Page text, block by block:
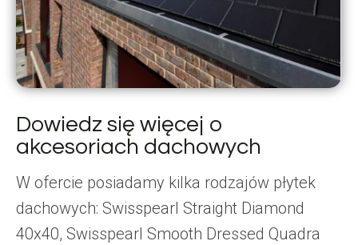
Dowiedz się więcej o
akcesoriach dachowych
W ofercie posiadamy kilka rodzajów płytek
dachowych: Swisspearl Straight Diamond
40x40, Swisspearl Smooth Dressed Quadra